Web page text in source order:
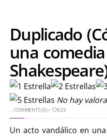
Duplicado
una
No hay
..COMMENTS (0)• 633
Un acto vandálico en